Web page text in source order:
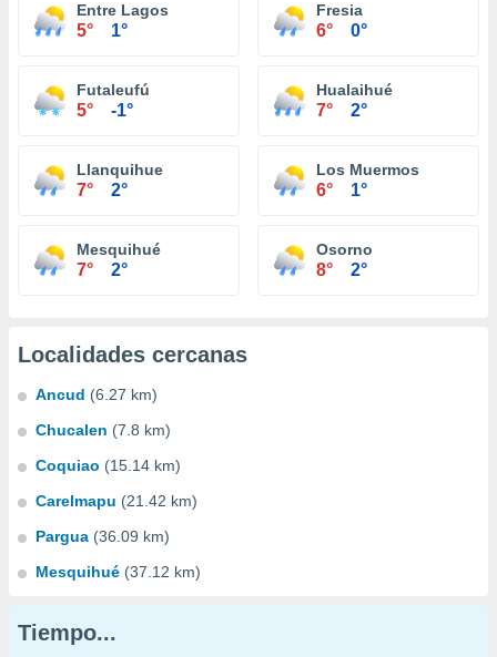
Entre Lagos
5° 1°
Fresia
6° 0°
Futaleufú
5° -1°
Hualaihué
7° 2°
Llanquihue
7° 2°
Los Muermos
6° 1°
Mesquihué
7° 2°
Osorno
8° 2°
Localidades cercanas
Ancud (6.27 km)
Chucalen (7.8 km)
Coquiao (15.14 km)
Carelmapu (21.42 km)
Pargua (36.09 km)
Mesquihué (37.12 km)
Tiempo...